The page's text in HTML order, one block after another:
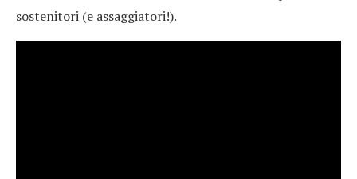
sostenitori (e assaggiatori!).